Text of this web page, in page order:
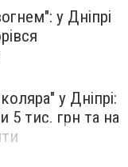
у Дніпрі
у Дніпрі:
5 тис. грн та на